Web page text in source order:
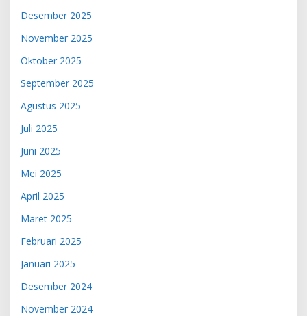
Desember 2025
November 2025
Oktober 2025
September 2025
Agustus 2025
Juli 2025
Juni 2025
Mei 2025
April 2025
Maret 2025
Februari 2025
Januari 2025
Desember 2024
November 2024